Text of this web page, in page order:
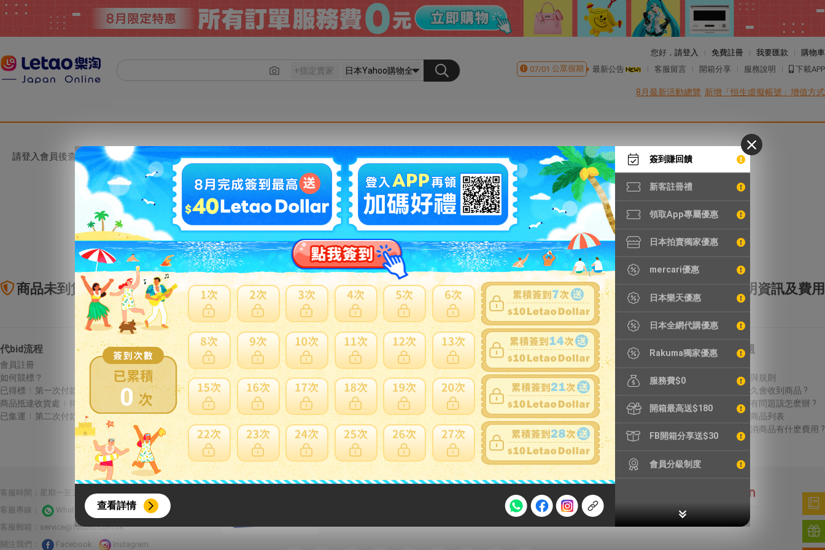
0
查看詳情
簽到賺回饋
新客註冊禮
領取App專屬優惠
日本拍賣獨家優惠
mercari優惠
日本樂天優惠
日本全網代購優惠
Rakuma獨家優惠
服務費$0
開箱最高送$180
FB開箱分享送$30
會員分級制度
您好， 請登入 免費註冊 我要匯款
購物車
07/01 公眾假期 最新公告 客服留言 開箱分享 服務說明 下載APP
8月最新活動總覽 新增「恒生虛擬帳號」增值方式
請登入會員後查看。
會員登入
商品未到貨全額理賠 賣家寄錯全額處理 運送損壞全額理賠 全透明資訊及費用
代bid流程
會員註冊
如何競標？
已得標
第一次付款
商品抵達收貨處
待集運
已集運
第二次付款
Letao保障
商品未到貨全額理賠
賣家寄錯全額處理
運送損壞全額理賠
全透明資訊及費用
支付方式
FPS 轉數快 / Tap & Go 拍住賞 - FPS
銀行過數
Payme
自取點現金儲值
Alipay HK
信用卡
特別服務
鐵壺漏水檢測
精品鑑定
輪框拆除
加強包裝
常見問題
議價方式與規則
結標後多久會收到商品 ?
收到商品有問題該怎麽辦 ?
無法進口商品列表
得標後取消商品有什麽費用 ?
客服時間：星期一至五 10:00-22:00 星期六至日13:00-22:00
客服專線：
Whatsapp 線上客服
客服郵箱： service@funbid.com.hk
關注我們：
Facebook Instagram